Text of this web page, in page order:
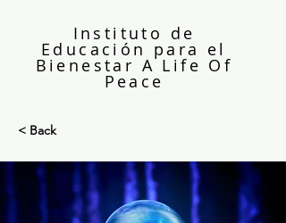
Instituto de
Educación para el
Bienestar A Life Of
Peace
< Back